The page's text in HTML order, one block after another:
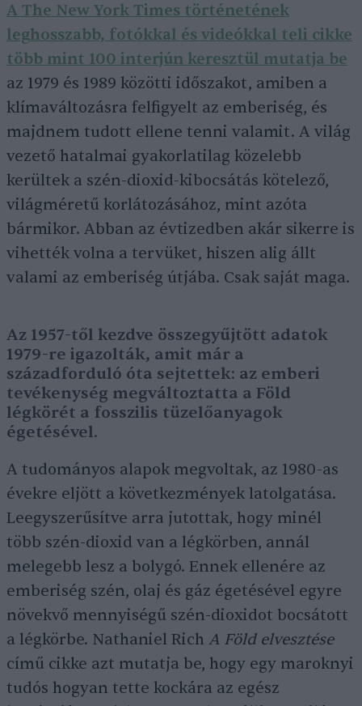
A The New York Times történetének
leghosszabb, fotókkal és videókkal teli cikke
több mint 100 interjún keresztül mutatja be
az 1979 és 1989 közötti időszakot, amiben a
klímaváltozásra felfigyelt az emberiség, és
majdnem tudott ellene tenni valamit. A világ
vezető hatalmai gyakorlatilag közelebb
kerültek a szén-dioxid-kibocsátás kötelező,
világméretű korlátozásához, mint azóta
bármikor. Abban az évtizedben akár sikerre is
vihették volna a tervüket, hiszen alig állt
valami az emberiség útjába. Csak saját maga.
Az 1957-től kezdve összegyűjtött adatok
1979-re igazolták, amit már a
századforduló óta sejtettek: az emberi
tevékenység megváltoztatta a Föld
légkörét a fosszilis tüzelőanyagok
égetésével.
A tudományos alapok megvoltak, az 1980-as
évekre eljött a következmények latolgatása.
Leegyszerűsítve arra jutottak, hogy minél
több szén-dioxid van a légkörben, annál
melegebb lesz a bolygó. Ennek ellenére az
emberiség szén, olaj és gáz égetésével egyre
növekvő mennyiségű szén-dioxidot bocsátott
a légkörbe. Nathaniel Rich A Föld elvesztése
című cikke azt mutatja be, hogy egy maroknyi
tudós hogyan tette kockára az egész